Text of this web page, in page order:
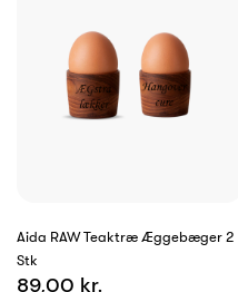
Aida RAW Teaktræ Æggebæger 2
Stk
89,00 kr.